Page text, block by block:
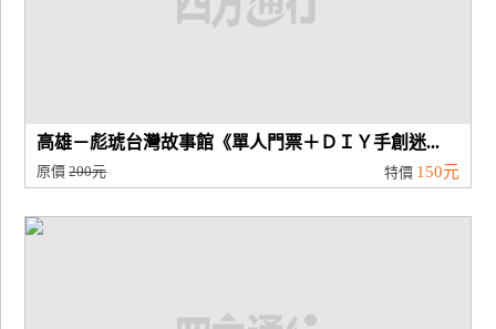
計
商
高雄－彪琥台灣故事館《單人門票＋ＤＩＹ手創迷...
原價200元 特價 150元